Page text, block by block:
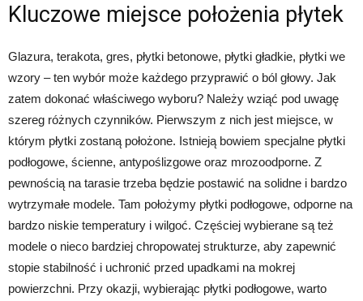
Kluczowe miejsce położenia płytek
Glazura, terakota, gres, płytki betonowe, płytki gładkie, płytki we
wzory – ten wybór może każdego przyprawić o ból głowy. Jak
zatem dokonać właściwego wyboru? Należy wziąć pod uwagę
szereg różnych czynników. Pierwszym z nich jest miejsce, w
którym płytki zostaną położone. Istnieją bowiem specjalne płytki
podłogowe, ścienne, antypoślizgowe oraz mrozoodporne. Z
pewnością na tarasie trzeba będzie postawić na solidne i bardzo
wytrzymałe modele. Tam położymy płytki podłogowe, odporne na
bardzo niskie temperatury i wilgoć. Częściej wybierane są też
modele o nieco bardziej chropowatej strukturze, aby zapewnić
stopie stabilność i uchronić przed upadkami na mokrej
powierzchni. Przy okazji, wybierając płytki podłogowe, warto